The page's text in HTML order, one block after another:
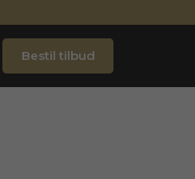
Bestil tilbud